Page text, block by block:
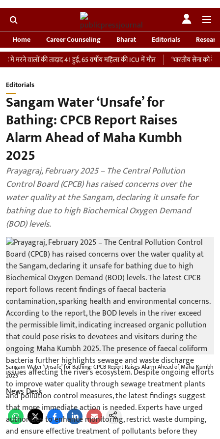
Home Career Counseling Bharat Editorials
की तादाद 41 हुई, 65 वर्षीय महिला की ICU में मौत
‘भारतीय सेना को देना चाहता
Editorials
Sangam Water ‘Unsafe’ for
Bathing: CPCB Report Raises
Alarm Ahead of Maha Kumbh
2025
Prayagraj, February 2025 – The Central Pollution
Control Board (CPCB) has raised concerns over the
water quality at the Sangam, declaring it unsafe for
bathing due to high Biochemical Oxygen Demand
(BOD) levels.
Sangam Water ‘Unsafe’ for Bathing: CPCB Report Raises Alarm Ahead of Maha Kumbh
2025
News Desk